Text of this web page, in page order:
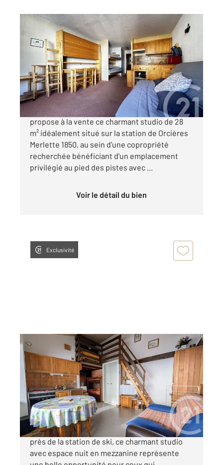
ORCIERES 05
28,08 m2, 1 pièce
Ref : 1159
Appartement Studio à vendre
108 000 €
Votre Agence Century21 Interalpes vous
propose à la vente ce charmant studio de 28
m² idéalement situé sur la station de Orcières
Merlette 1850, au sein d'une copropriété
recherchée bénéficiant d'un emplacement
privilégié au pied des pistes avec ...
Voir le détail du bien
Exclusivité
ST MICHEL DE CHAILLOL 05
20,52 m , 1 pièce
Ref : 1089
Appartement Studio à vendre
76 000 €
Situé au cœur de Saint-Michel-de-Chaillol, tout
près de la station de ski, ce charmant studio
avec espace nuit en mezzanine représente